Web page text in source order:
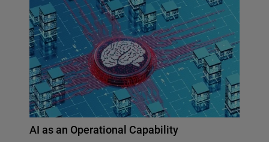
AI as an Operational Capability